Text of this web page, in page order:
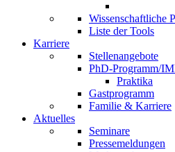
Wissenschaftliche
Liste der Tools
Karriere
Stellenangebote
PhD-Programm/
Praktika
Gastprogramm
Familie & Karriere
Aktuelles
Seminare
Pressemeldungen